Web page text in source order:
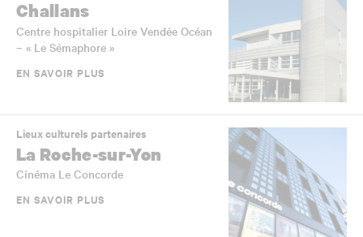
Challans
Centre hospitalier Loire Vendée Océan
– « Le Sémaphore »
EN SAVOIR PLUS
Lieux culturels partenaires
La Roche-sur-Yon
Cinéma Le Concorde
EN SAVOIR PLUS